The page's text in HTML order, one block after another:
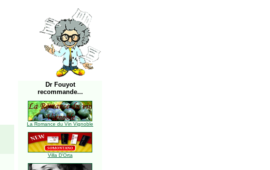
Dr Fouyot
recommande...
La Romance du Vin Vignoble
Villa D'Orta